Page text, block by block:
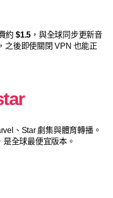
約 $1.5 ，與全球同步更新音
之後即使關閉 VPN 也能正
、Star 劇集與體育轉播。
是全球最便宜版本。